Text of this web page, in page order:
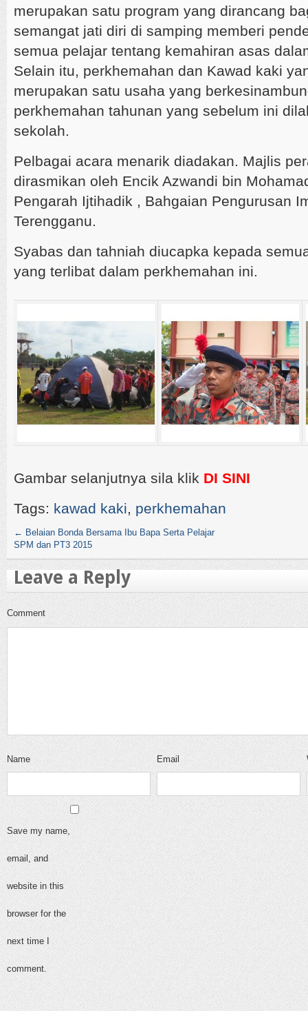
merupakan satu program yang dirancang
semangat jati diri di samping memberi
semua pelajar tentang kemahiran asas
Selain itu, perkhemahan dan Kawad kaki
merupakan satu usaha yang
perkhemahan tahunan yang sebelum ini
sekolah.
Pelbagai acara menarik diadakan. Majlis
dirasmikan oleh Encik Azwandi bin
Pengarah Ijtihadik , Bahgaian Pengurusan
Terengganu.
Syabas dan tahniah diucapka kepada
yang terlibat dalam perkhemahan ini.
Gambar selanjutnya sila klik DI SINI
Tags: kawad kaki, perkhemahan
← Belaian Bonda Bersama Ibu Bapa Serta Pelajar
SPM dan PT3 2015
Leave a Reply
Comment
Name Email
Save my name,
email, and
website in this
browser for the
next time I
comment.